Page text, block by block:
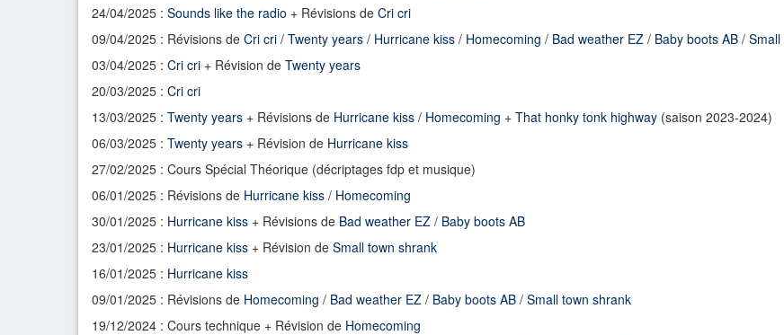
24/04/2025 : Sounds like the radio + Révisions de Cri cri
09/04/2025 : Révisions de Cri cri / Twenty years / Hurricane kiss / Homecoming / Bad weather EZ / Baby boots AB /
03/04/2025 : Cri cri + Révision de Twenty years
20/03/2025 : Cri cri
13/03/2025 : Twenty years + Révisions de Hurricane kiss / Homecoming + That honky tonk highway (saison 2023-2024)
06/03/2025 : Twenty years + Révision de Hurricane kiss
27/02/2025 : Cours Spécial Théorique (décriptages fdp et musique)
06/01/2025 : Révisions de Hurricane kiss / Homecoming
30/01/2025 : Hurricane kiss + Révisions de Bad weather EZ / Baby boots AB
23/01/2025 : Hurricane kiss + Révision de Small town shrank
16/01/2025 : Hurricane kiss
09/01/2025 : Révisions de Homecoming / Bad weather EZ / Baby boots AB / Small town shrank
19/12/2024 : Cours technique + Révision de Homecoming